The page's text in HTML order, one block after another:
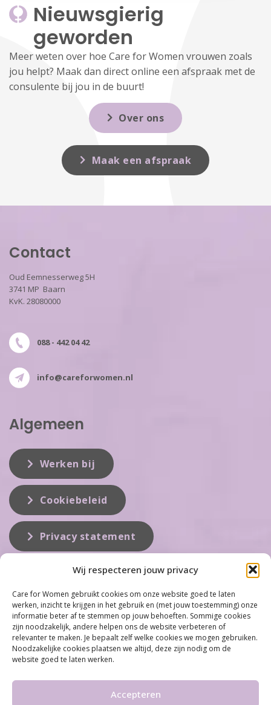
Wij respecteren jouw privacy
Care for Women gebruikt cookies om onze website goed te laten
werken, inzicht te krijgen in het gebruik en (met jouw toestemming) onze
informatie beter af te stemmen op jouw behoeften. Sommige cookies
zijn noodzakelijk, andere helpen ons de website verbeteren of
relevanter te maken. Je bepaalt zelf welke cookies we mogen gebruiken.
Noodzakelijke cookies plaatsen we altijd, deze zijn nodig om de
website goed te laten werken.
Accepteren
Nieuwsgierig
geworden
Meer weten over hoe Care for Women vrouwen zoals
jou helpt? Maak dan direct online een afspraak met de
consulente bij jou in de buurt!
Over ons
Maak een afspraak
Contact
Oud Eemnesserweg 5H
3741 MP Baarn
KvK. 28080000
088 - 442 04 42
info@careforwomen.nl
Algemeen
Werken bij
Cookiebeleid
Privacy statement
Care for Women is de eerste organisatie die zich inzet op het gebied
van hormonale problemen bij vrouwen. Met ruim 100 locaties
behoort Care for Women tot één van de grootste organisaties op dit
vakgebied...